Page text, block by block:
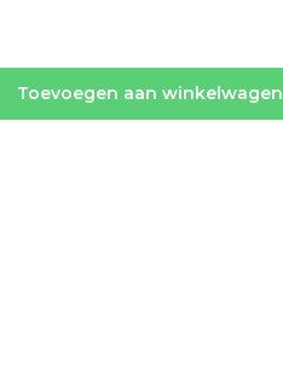
Toevoegen aan winkelwagen